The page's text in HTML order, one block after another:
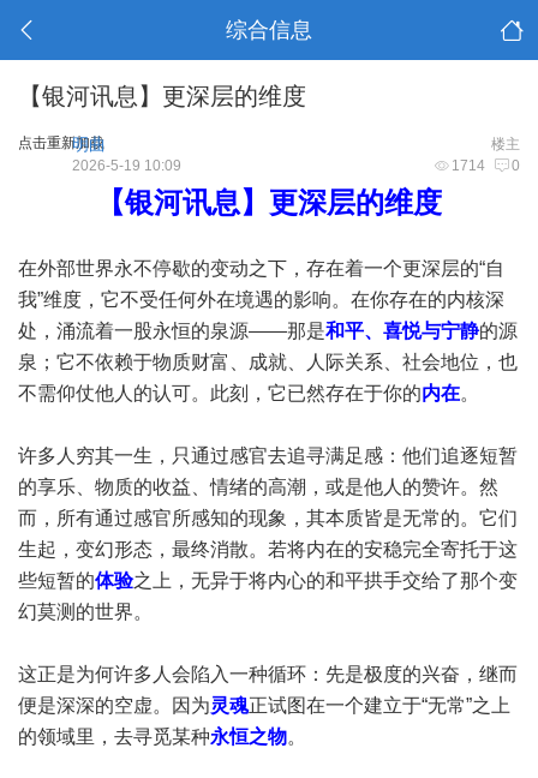
综合信息
【银河讯息】更深层的维度
点击重新加载 楼主
明曲
1714 0
2026-5-19 10:09
【银河讯息】更深层的维度
在外部世界永不停歇的变动之下，存在着一个更深层的“自
我”维度，它不受任何外在境遇的影响。在你存在的内核深
处，涌流着一股永恒的泉源——那是和平、喜悦与宁静的源
泉；它不依赖于物质财富、成就、人际关系、社会地位，也
不需仰仗他人的认可。此刻，它已然存在于你的内在。
许多人穷其一生，只通过感官去追寻满足感：他们追逐短暂
的享乐、物质的收益、情绪的高潮，或是他人的赞许。然
而，所有通过感官所感知的现象，其本质皆是无常的。它们
生起，变幻形态，最终消散。若将内在的安稳完全寄托于这
些短暂的体验之上，无异于将内心的和平拱手交给了那个变
幻莫测的世界。
这正是为何许多人会陷入一种循环：先是极度的兴奋，继而
便是深深的空虚。因为灵魂正试图在一个建立于“无常”之上
的领域里，去寻觅某种永恒之物。